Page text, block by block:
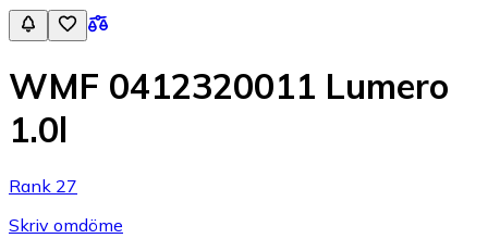
WMF 0412320011 Lumero
1.0l
Rank 27
Skriv omdöme